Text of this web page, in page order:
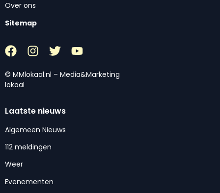
Over ons
Sitemap
© MMlokaal.nl – Media&Marketing
lokaal
Laatste nieuws
Algemeen Nieuws
112 meldingen
Weer
Evenementen